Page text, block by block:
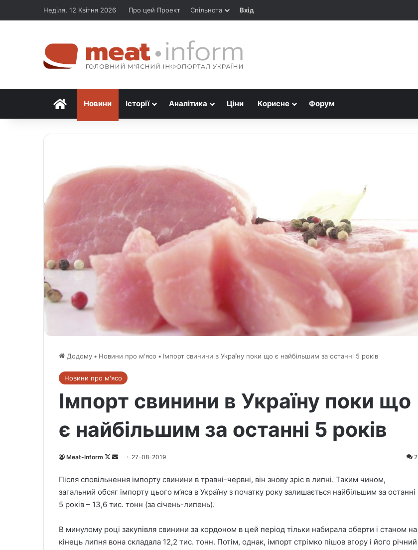
Неділя, 12 Квітня 2026 Про цей Проект Спільнота Вхід
ГоловнаНовини Історії Аналітика Ціни Корисне Форум
Додому • Новини про м'ясо • Імпорт свинини в Україну поки що є найбільшим за останні 5 років
Новини про м'ясо
Імпорт свинини в Україну поки що
є найбільшим за останні 5 років
Meat-Inform
F
l
l
o
o
n
n
d
a
e
m
27-08-2019 2
Після сповільнення імпорту свинини в травні-червні, він знову зріс в липні. Таким чином,
загальний обсяг імпорту цього м’яса в Україну з початку року залишається найбільшим за останні
5 років – 13,6 тис. тонн (за січень-липень).
В минулому році закупівля свинини за кордоном в цей період тільки набирала оберти і станом на
кінець липня вона складала 12,2 тис. тонн. Потім, однак, імпорт стрімко пішов вгору і його річний